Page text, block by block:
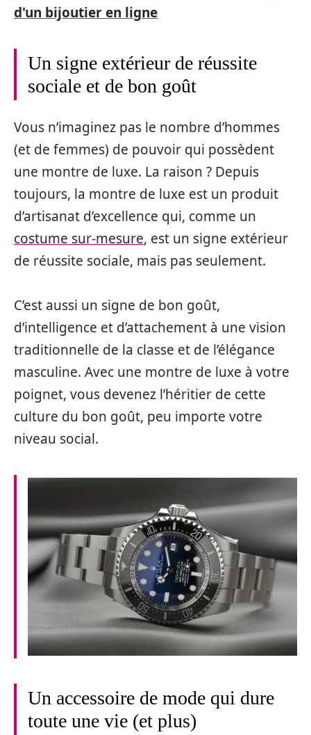
d'un bijoutier en ligne
Un signe extérieur de réussite
sociale et de bon goût
Vous n’imaginez pas le nombre d’hommes
(et de femmes) de pouvoir qui possèdent
une montre de luxe. La raison ? Depuis
toujours, la montre de luxe est un produit
d’artisanat d’excellence qui, comme un
costume sur-mesure, est un signe extérieur
de réussite sociale, mais pas seulement.
C’est aussi un signe de bon goût,
d’intelligence et d’attachement à une vision
traditionnelle de la classe et de l’élégance
masculine. Avec une montre de luxe à votre
poignet, vous devenez l’héritier de cette
culture du bon goût, peu importe votre
niveau social.
Un accessoire de mode qui dure
toute une vie (et plus)